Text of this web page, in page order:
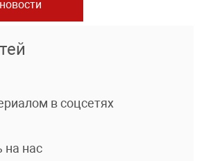
в соцсетях
на нас